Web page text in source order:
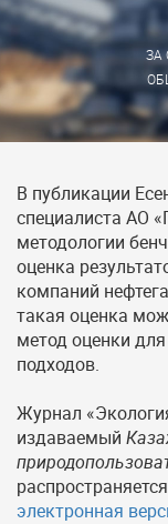
ЗА
В публикации
специалиста АО
методологии
оценка
компаний
такая оценка
метод оценки
подходов.
Журнал
издаваемый
электронная